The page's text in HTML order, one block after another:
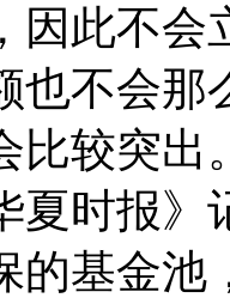
因此不会
也不会那
比较突出
夏时报》
的基金池